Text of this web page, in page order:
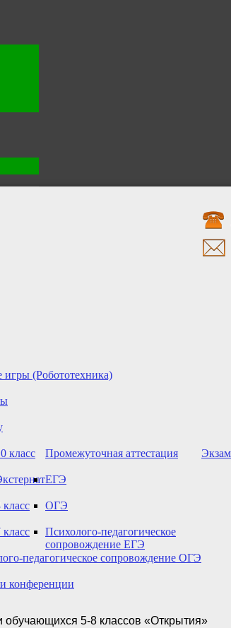
(Робототехника)
Промежуточная аттестация
класс
класс
класс
ЕГЭ
ОГЭ
Психолого-педагогическое
сопровождение ЕГЭ
педагогическое сопровождение ОГЭ
конференции
обучающихся 5-8 классов «Открытия»